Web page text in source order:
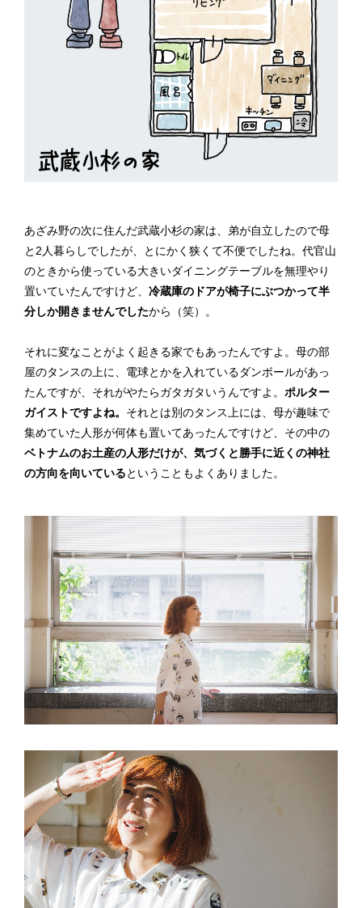
あざみ野の次に住んだ武蔵小杉の家は、弟が自立したので母
と2人暮らしでしたが、とにかく狭くて不便でしたね。代官山
のときから使っている大きいダイニングテーブルを無理やり
置いていたんですけど、 冷蔵庫のドアが椅子にぶつかって半
分しか開きませんでしたから（笑）。
それに変なことがよく起きる家でもあったんですよ。母の部
屋のタンスの上に、電球とかを入れているダンボールがあっ
たんですが、それがやたらガタガタいうんですよ。 ポルター
ガイストですよね。 それとは別のタンス上には、母が趣味で
集めていた人形が何体も置いてあったんですけど、その中の
ベトナムのお土産の人形だけが、気づくと勝手に近くの神社
の方向を向いているということもよくありました。